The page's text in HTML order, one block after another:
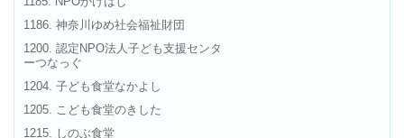
1186. 神奈川ゆめ社会福祉財団
1200. 認定NPO法人子ども支援センタ
ーつなっぐ
1204. 子ども食堂なかよし
1205. こども食堂のきした
1215. しのぶ食堂